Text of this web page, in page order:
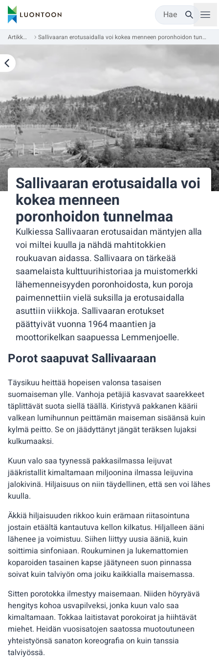
Hae
Artikkelit Sallivaaran erotusaidalla voi kokea menneen poronhoidon tunnelmaa
Sallivaaran erotusaidalla voi
kokea menneen
poronhoidon tunnelmaa
Kulkiessa Sallivaaran erotusaidan mäntyjen alla
voi miltei kuulla ja nähdä mahtitokkien
roukuavan aidassa. Sallivaara on tärkeää
saamelaista kulttuurihistoriaa ja muistomerkki
lähemenneisyyden poronhoidosta, kun poroja
paimennettiin vielä suksilla ja erotusaidalla
asuttiin viikkoja. Sallivaaran erotukset
päättyivät vuonna 1964 maantien ja
moottorikelkan saapuessa Lemmenjoelle.
Porot saapuvat Sallivaaraan
Täysikuu heittää hopeisen valonsa tasaisen
suomaiseman ylle. Vanhoja petäjiä kasvavat saarekkeet
täplittävät suota siellä täällä. Kiristyvä pakkanen käärii
valkean lumihunnun peittämän maiseman sisäänsä kuin
kylmä peitto. Se on jäädyttänyt jängät teräksen lujaksi
kulkumaaksi.
Kuun valo saa tyynessä pakkasilmassa leijuvat
jääkristallit kimaltamaan miljoonina ilmassa leijuvina
jalokivinä. Hiljaisuus on niin täydellinen, että sen voi lähes
kuulla.
Äkkiä hiljaisuuden rikkoo kuin erämaan riitasointuna
jostain etäältä kantautuva kellon kilkatus. Hiljalleen ääni
lähenee ja voimistuu. Siihen liittyy uusia ääniä, kuin
soittimia sinfoniaan. Roukuminen ja lukemattomien
koparoiden tasainen kapse jäätyneen suon pinnassa
soivat kuin talviyön oma joiku kaikkialla maisemassa.
Sitten porotokka ilmestyy maisemaan. Niiden höyryävä
hengitys kohoa usvapilveksi, jonka kuun valo saa
kimaltamaan. Tokkaa laitistavat porokoirat ja hiihtävät
miehet. Heidän vuosisatojen saatossa muotoutuneen
yhteistyönsä sanaton koreografia on kuin tanssia
talviyössä.